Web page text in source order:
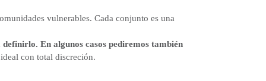
vulnerables. Cada conjunto es una
En algunos casos pediremos también
con total discreción.